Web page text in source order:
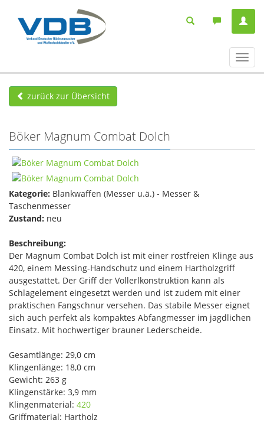
ein-/
zurück zur Übersicht
Böker Magnum Combat Dolch
Kategorie: Blankwaffen (Messer u.ä.) - Messer &
Taschenmesser
Zustand: neu
Beschreibung:
Der Magnum Combat Dolch ist mit einer rostfreien Klinge aus
420, einem Messing-Handschutz und einem Hartholzgriff
ausgestattet. Der Griff der Vollerlkonstruktion kann als
Schlagelement eingesetzt werden und ist zudem mit einer
praktischen Fangschnur versehen. Das stabile Messer eignet
sich auch perfekt als kompaktes Abfangmesser im jagdlichen
Einsatz. Mit hochwertiger brauner Lederscheide.
Gesamtlänge: 29,0 cm
Klingenlänge: 18,0 cm
Gewicht: 263 g
Klingenstärke: 3,9 mm
Klingenmaterial: 420
Griffmaterial: Hartholz